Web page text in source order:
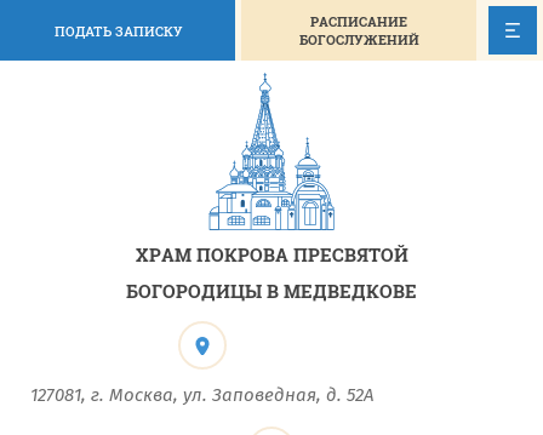
ПОДАТЬ ЗАПИСКУ
РАСПИСАНИЕ
БОГОСЛУЖЕНИЙ
ХРАМ ПОКРОВА ПРЕСВЯТОЙ
БОГОРОДИЦЫ В МЕДВЕДКОВЕ
127081, г. Москва, ул. Заповедная, д. 52А